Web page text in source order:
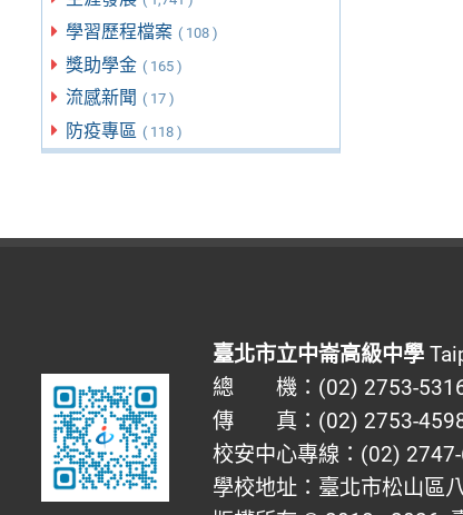
學習歷程檔案 ( 108 )
獎助學金 ( 165 )
流感新聞 ( 17 )
防疫專區 ( 118 )
臺北市立中崙高級中學
總 機：(02) 2753-
傳 真：(02) 2753-
校安中心專線：(02)
學校地址：臺北市松山區